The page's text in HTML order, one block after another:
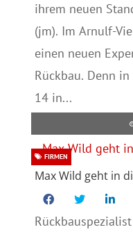
ihrem neuen
(jm). Im Arnulf-
einen neuen
Rückbau. Denn
14 in...
Max Wild geht in
FIRMEN